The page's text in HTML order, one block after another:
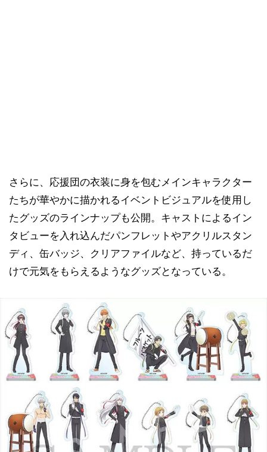
さらに、応援団の衣装に身を包むメインキャラクター
たちが華やかに描かれるイベントビジュアルを使用し
たグッズのラインナップも公開。キャストによるイン
タビューを入れ込んだパンフレットやアクリルスタン
ディ、缶バッジ、クリアファイルなど、持っているだ
けで元気をもらえるようなグッズとなっている。